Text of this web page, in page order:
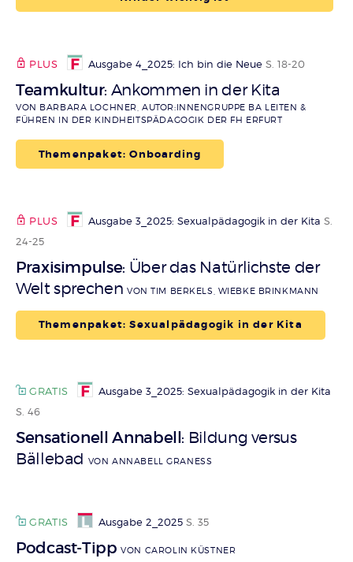
PLUS Ausgabe 4_2025: Ich bin die Neue S. 18-20
Teamkultur: Ankommen in der Kita
VON BARBARA LOCHNER, AUTOR:INNENGRUPPE BA LEITEN &
FÜHREN IN DER KINDHEITSPÄDAGOGIK DER FH ERFURT
Themenpaket: Onboarding
PLUS Ausgabe 3_2025: Sexualpädagogik in der Kita S.
24-25
Praxisimpulse: Über das Natürlichste der
Welt sprechen VON TIM BERKELS, WIEBKE BRINKMANN
Themenpaket: Sexualpädagogik in der Kita
GRATIS
Ausgabe 3_2025: Sexualpädagogik in der Kita
S. 46
Sensationell Annabell : Bildung versus
Bällebad VON ANNABELL GRANESS
GRATIS Ausgabe 2_2025 S. 35
Podcast-Tipp VON CAROLIN KÜSTNER